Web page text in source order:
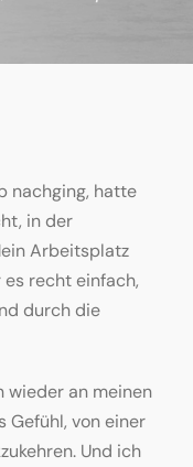
nachging, hatte
in der
Arbeitsplatz
recht einfach,
durch die
wieder an meinen
Gefühl, von einer
Und ich